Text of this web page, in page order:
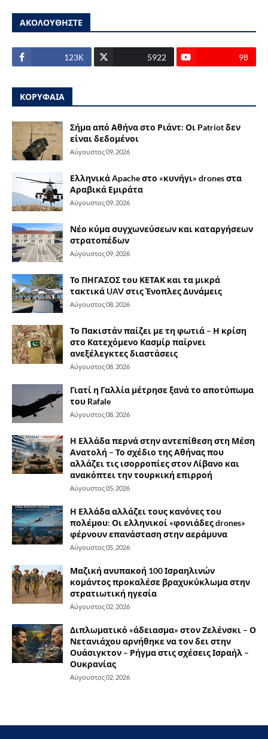
ΑΚΟΛΟΥΘΗΣΤΕ
123Κ 5922 98
ΚΟΡΥΦΑΙΑ
Σήμα από Αθήνα στο Ριάντ: Οι Patriot δεν
είναι δεδομένοι
Αύγουστος 09, 2026
Ελληνικά Apache στο «κυνήγι» drones στα
Αραβικά Εμιράτα
Αύγουστος 09, 2026
Νέο κύμα συγχωνεύσεων και καταργήσεων
στρατοπέδων
Αύγουστος 09, 2026
Το ΠΗΓΑΣΟΣ του ΚΕΤΑΚ και τα μικρά
τακτικά UAV στις Ένοπλες Δυνάμεις
Αύγουστος 08, 2026
Το Πακιστάν παίζει με τη φωτιά – Η κρίση
στο Κατεχόμενο Κασμίρ παίρνει
ανεξέλεγκτες διαστάσεις
Αύγουστος 08, 2026
Γιατί η Γαλλία μέτρησε ξανά το αποτύπωμα
του Rafale
Αύγουστος 08, 2026
Η Ελλάδα περνά στην αντεπίθεση στη Μέση
Ανατολή – Το σχέδιο της Αθήνας που
αλλάζει τις ισορροπίες στον Λίβανο και
ανακόπτει την τουρκική επιρροή
Αύγουστος 05, 2026
Η Ελλάδα αλλάζει τους κανόνες του
πολέμου: Οι ελληνικοί «φονιάδες drones»
φέρνουν επανάσταση στην αεράμυνα
Αύγουστος 05, 2026
Μαζική ανυπακοή 100 Ισραηλινών
κομάντος προκαλέσε βραχυκύκλωμα στην
στρατιωτική ηγεσία
Αύγουστος 02, 2026
Διπλωματικό «άδειασμα» στον Ζελένσκι – Ο
Νετανιάχου αρνήθηκε να τον δει στην
Ουάσιγκτον – Ρήγμα στις σχέσεις Ισραήλ –
Ουκρανίας
Αύγουστος 02, 2026